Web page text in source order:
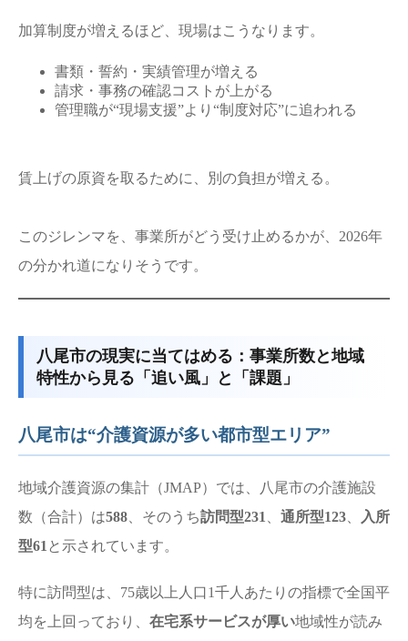
加算制度が増えるほど、現場はこうなります。
書類・誓約・実績管理が増える
請求・事務の確認コストが上がる
管理職が“現場支援”より“制度対応”に追われる
賃上げの原資を取るために、別の負担が増える。
このジレンマを、事業所がどう受け止めるかが、2026年
の分かれ道になりそうです。
八尾市の現実に当てはめる：事業所数と地域
特性から見る「追い風」と「課題」
八尾市は“介護資源が多い都市型エリア”
地域介護資源の集計（JMAP）では、八尾市の介護施設
数（合計）は588 、そのうち訪問型231 通所型123
入所
型61 と示されています。
特に訪問型は、75歳以上人口1千人あたりの指標で全国平
均を上回っており、 在宅系サービスが厚い地域性が読み